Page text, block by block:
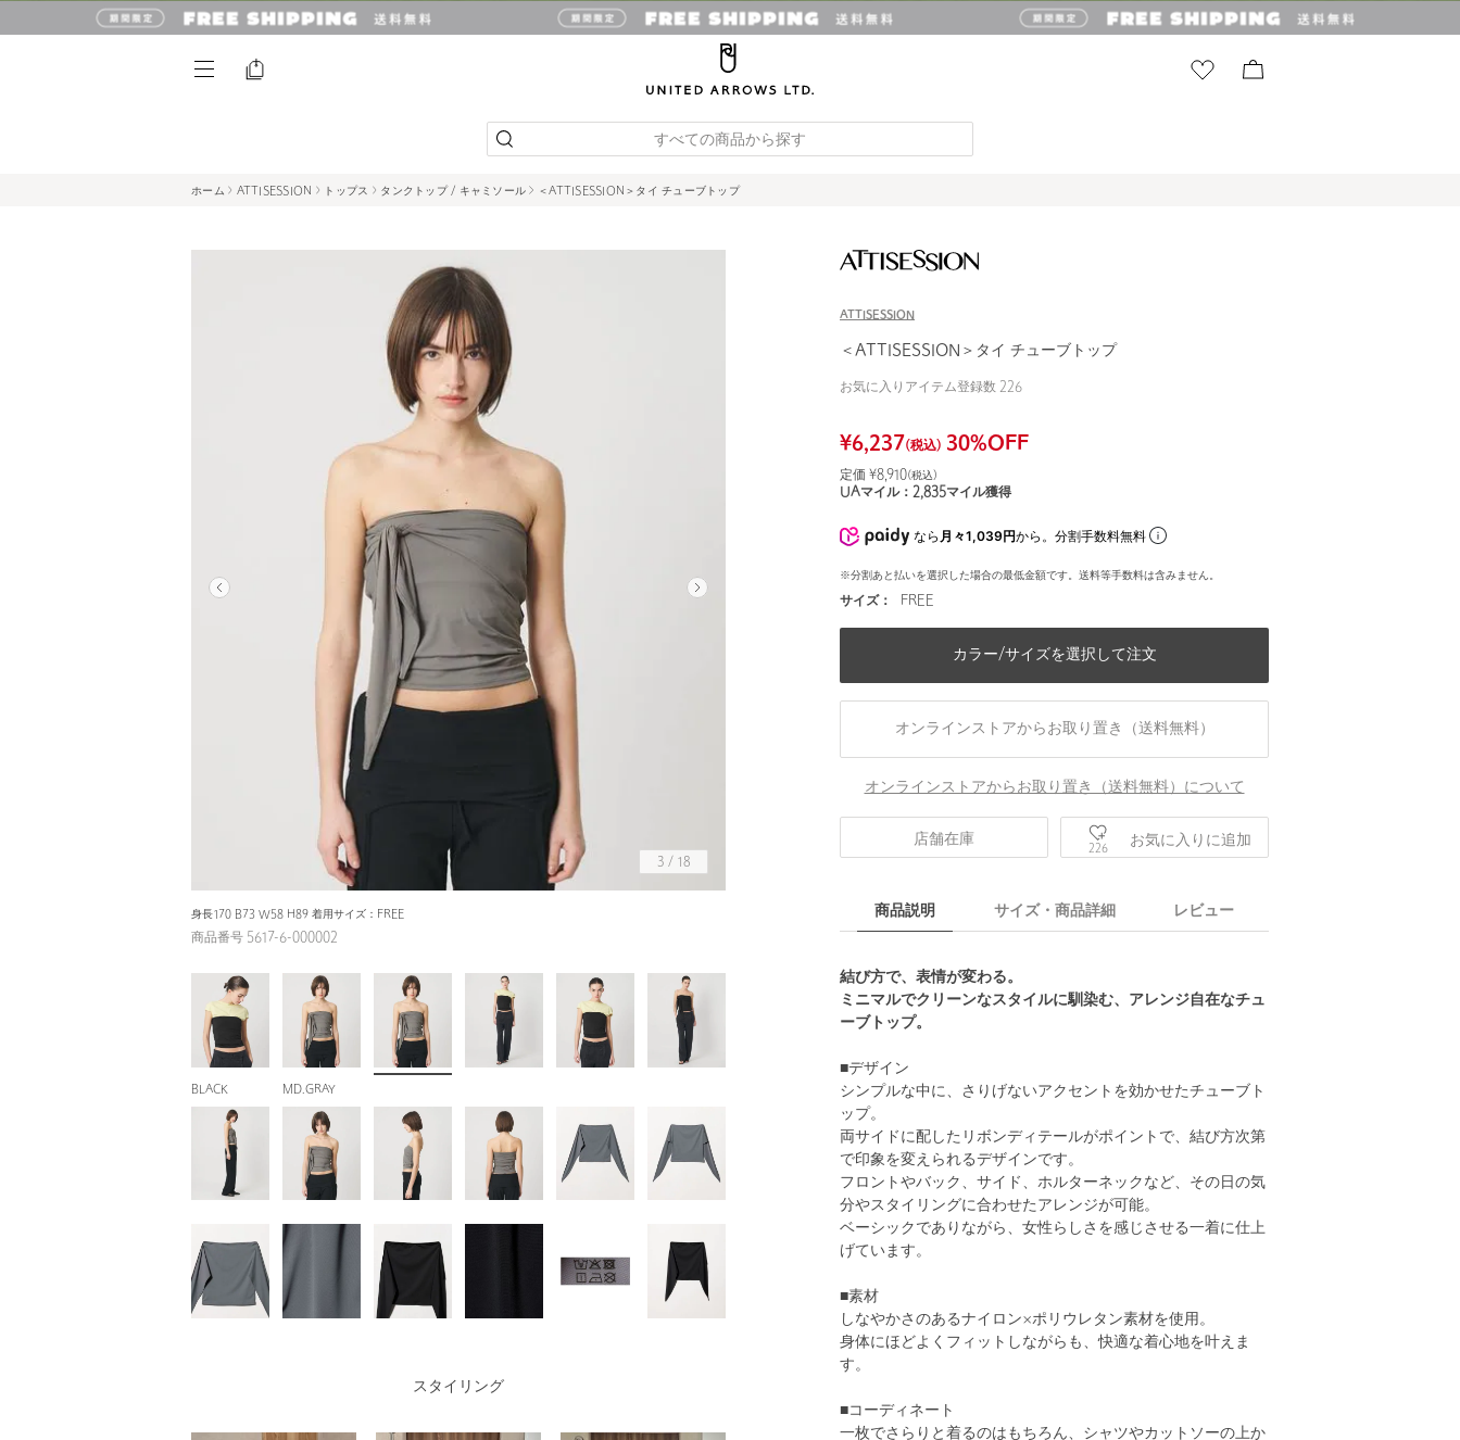
すべての商品から探す
ホーム ATTISESSION トップス タンクトップ / キャミソール ＜ATTISESSION＞タイ チューブトップ
身長170 B73 W58 H89 着用サイズ：FREE
3 / 18
商品番号 5617-6-000002
BLACK MD.GRAY
ATTISESSION
＜ATTISESSION＞タイ チューブトップ
お気に入りアイテム登録数 226
¥6,237(税込) 30%OFF
定価 ¥8,910(税込)
UAマイル： 2,835マイル獲得
なら 月々1,039円から。分割手数料無料
※分割あと払いを選択した場合の最低金額です。送料等手数料は含みません。
サイズ： FREE
カラー/サイズを選択して注文
オンラインストアからお取り置き（送料無料）
オンラインストアからお取り置き（送料無料）について
店舗在庫
226 お気に入りに追加
商品説明 サイズ・商品詳細 レビュー
結び方で、表情が変わる。
ミニマルでクリーンなスタイルに馴染む、アレンジ自在なチュ
ーブトップ。
■デザイン
シンプルな中に、さりげないアクセントを効かせたチューブト
ップ。
両サイドに配したリボンディテールがポイントで、結び方次第
で印象を変えられるデザインです。
フロントやバック、サイド、ホルターネックなど、その日の気
分やスタイリングに合わせたアレンジが可能。
ベーシックでありながら、女性らしさを感じさせる一着に仕上
げています。
■素材
しなやかさのあるナイロン×ポリウレタン素材を使用。
身体にほどよくフィットしながらも、快適な着心地を叶えま
す。
■コーディネート
一枚でさらりと着るのはもちろん、シャツやカットソーの上か
スタイリング